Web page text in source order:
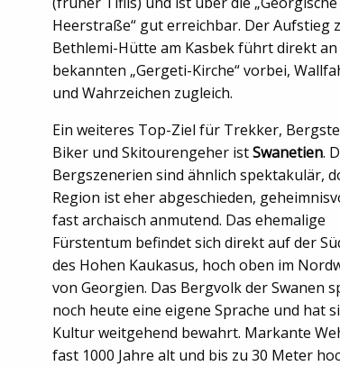
Heerstraße“ gut erreichbar. Der Aufstieg
Bethlemi-Hütte am Kasbek führt direkt
bekannten „Gergeti-Kirche“ vorbei,
und Wahrzeichen zugleich.
Ein weiteres Top-Ziel für Trekker,
Biker und Skitourengeher istSwanetien.
Bergszenerien sind ähnlich spektakulär,
Region ist eher abgeschieden,
fast archaisch anmutend. Das ehemalige
Fürstentum befindet sich direkt auf der
des Hohen Kaukasus, hoch oben im
von Georgien. Das Bergvolk der Swanen
noch heute eine eigene Sprache und hat
Kultur weitgehend bewahrt. Markante
fast 1000 Jahre alt und bis zu 30 Meter